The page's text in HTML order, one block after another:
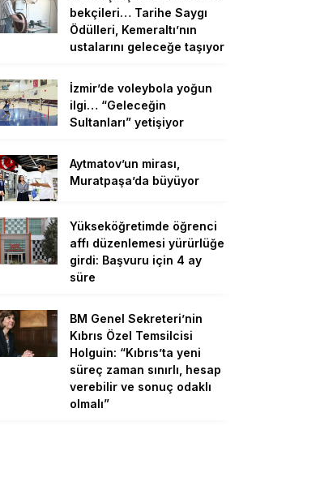
bekçileri… Tarihe Saygı
Ödülleri, Kemeraltı’nın
ustalarını geleceğe taşıyor
İzmir’de voleybola yoğun
ilgi… “Geleceğin
Sultanları” yetişiyor
Aytmatov’un mirası,
Muratpaşa’da büyüyor
Yükseköğretimde öğrenci
affı düzenlemesi yürürlüğe
girdi: Başvuru için 4 ay
süre
BM Genel Sekreteri’nin
Kıbrıs Özel Temsilcisi
Holguin: “Kıbrıs’ta yeni
süreç zaman sınırlı, hesap
verebilir ve sonuç odaklı
olmalı”